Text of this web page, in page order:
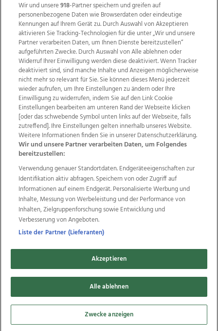
Wir über uns Mediadaten Kontakt
Jobs
Datenschutz
Impressum
AGB Anzeigekunden
AGB Website
Ehrenkodex Politische Werbung
Weitere Angebote des Medienhauses Wimmer
TV1 di-mog-i.at OÖNow
Ischler Woche
Life Radio
OÖNachrichten
OÖN Immobilien
OÖN Karriere
OÖN Reise
Promenaden Galerien
Regionaljobs
wasistlos.at
Copyrights © 2026 Tips Zeitungs GmbH & Co KG
developed by11x11.net
Cookie Einstellungen bearbeiten
Wir und unsere918-Partner speichern und greifen auf
personenbezogene Daten wie Browserdaten oder eindeutige
Kennungen auf Ihrem Gerät zu. Durch Auswahl von Akzeptieren
aktivieren Sie Tracking-Technologien für die unter „Wir und unsere
Partner verarbeiten Daten, um Ihnen Dienste bereitzustellen“
aufgeführten Zwecke. Durch Auswahl von Alle ablehnen oder
Widerruf Ihrer Einwilligung werden diese deaktiviert. Wenn Tracker
deaktiviert sind, sind manche Inhalte und Anzeigen möglicherweise
nicht mehr so relevant für Sie. Sie können dieses Menü jederzeit
wieder aufrufen, um Ihre Einstellungen zu ändern oder Ihre
Einwilligung zu widerrufen, indem Sie auf den Link Cookie
Einstellungen bearbeiten am unteren Rand der Webseite klicken
[oder das schwebende Symbol unten links auf der Webseite, falls
zutreffend]. Ihre Einstellungen gelten innerhalb unseres Website.
Weitere Informationen finden Sie in unserer Datenschutzerklärung.
Wir und unsere Partner verarbeiten Daten, um Folgendes
bereitzustellen:
Verwendung genauer Standortdaten. Endgeräteeigenschaften zur
Identifikation aktiv abfragen. Speichern von oder Zugriff auf
Informationen auf einem Endgerät. Personalisierte Werbung und
Inhalte, Messung von Werbeleistung und der Performance von
Inhalten, Zielgruppenforschung sowie Entwicklung und
Verbesserung von Angeboten.
Liste der Partner (Lieferanten)
Akzeptieren
Alle ablehnen
Zwecke anzeigen